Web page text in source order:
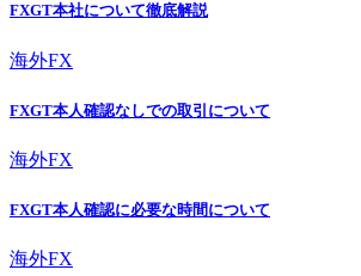
FXGT本社について徹底解説
海外FX
FXGT本人確認なしでの取引について
海外FX
FXGT本人確認に必要な時間について
海外FX